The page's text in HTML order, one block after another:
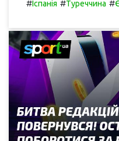
#Іспанія #Туреччина #